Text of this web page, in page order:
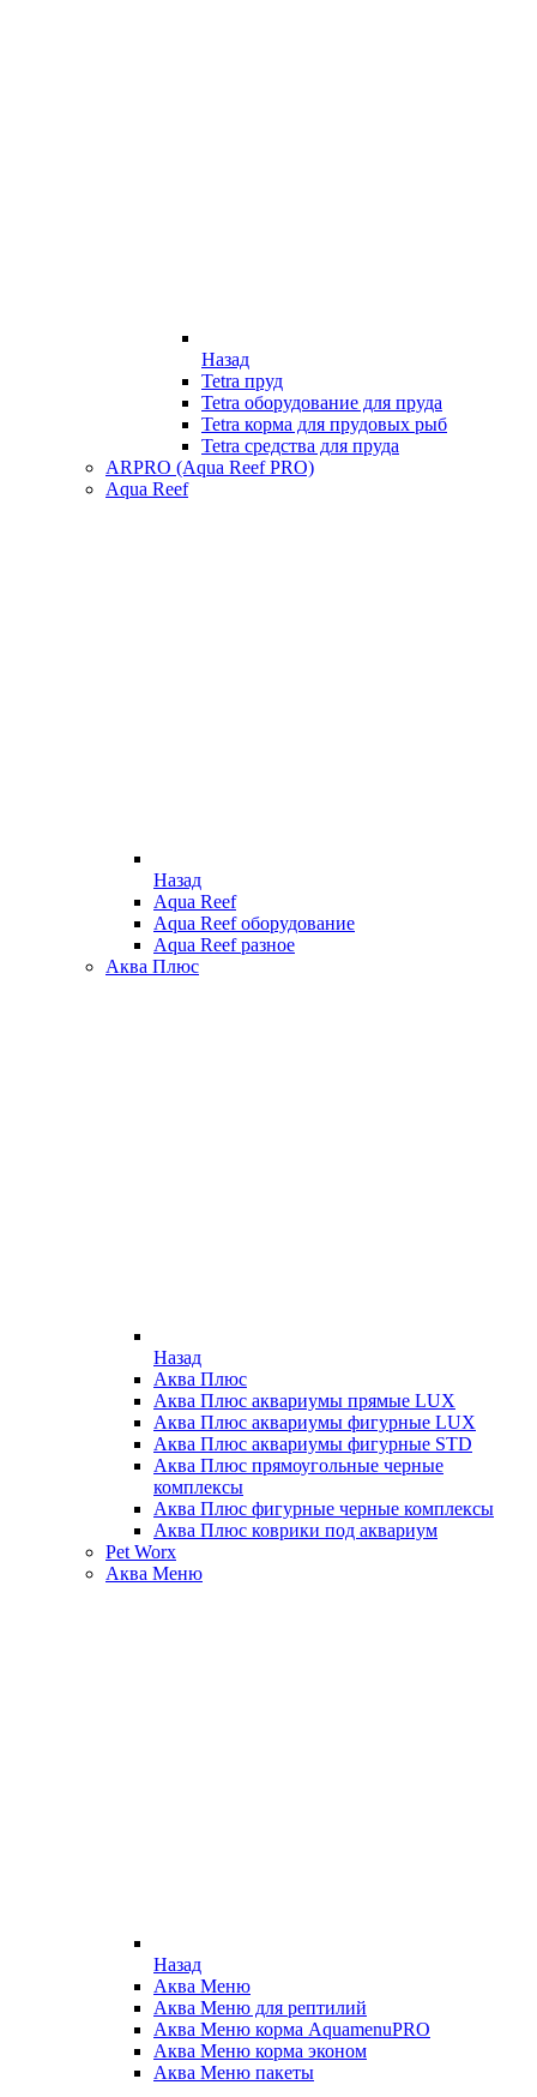
Назад
Tetra пруд
Tetra оборудование для пруда
Tetra корма для прудовых рыб
Tetra средства для пруда
ARPRO (Aqua Reef PRO)
Aqua Reef
Назад
Aqua Reef
Aqua Reef оборудование
Aqua Reef разное
Аква Плюс
Назад
Аква Плюс
Аква Плюс аквариумы прямые LUX
Аква Плюс аквариумы фигурные LUX
Аква Плюс аквариумы фигурные STD
Аква Плюс прямоугольные черные
комплексы
Аква Плюс фигурные черные комплексы
Аква Плюс коврики под аквариум
Pet Worx
Аква Меню
Назад
Аква Меню
Аква Меню для рептилий
Аква Меню корма AquamenuPRO
Аква Меню корма эконом
Аква Меню пакеты